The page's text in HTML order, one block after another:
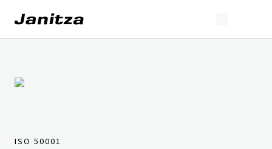
ISO 50001